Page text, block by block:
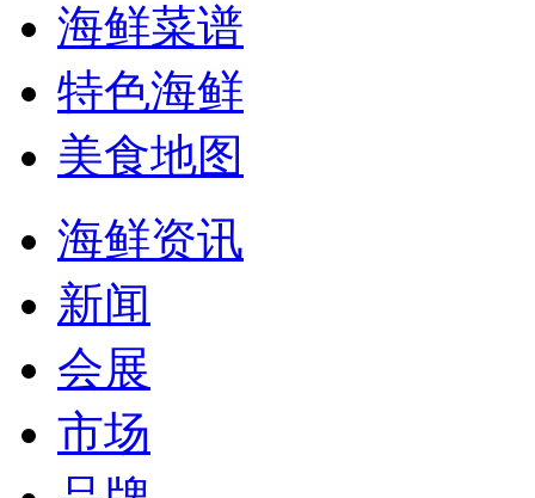
海鲜菜谱
特色海鲜
美食地图
海鲜资讯
新闻
会展
市场